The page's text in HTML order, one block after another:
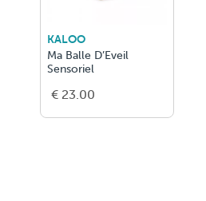
KALOO
Ma Balle D’Eveil
Sensoriel
€ 23.00